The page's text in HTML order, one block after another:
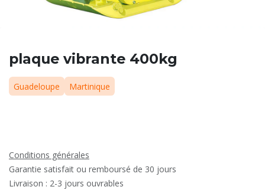
plaque vibrante 400kg
Guadeloupe Martinique
Conditions générales
Garantie satisfait ou remboursé de 30 jours
Livraison : 2-3 jours ouvrables